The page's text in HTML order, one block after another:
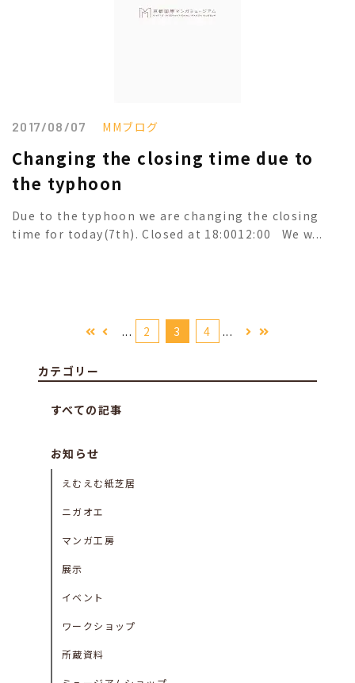
2017/08/07 MMブログ
Changing the closing time due to
the typhoon
Due to the typhoon we are changing the closing
time for today(7th). Closed at 18:0012:00 We w...
... 2 3 4 ...
カテゴリー
すべての記事
お知らせ
えむえむ紙芝居
ニガオエ
マンガ工房
展示
イベント
ワークショップ
所蔵資料